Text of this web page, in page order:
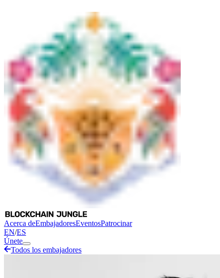
Acerca deEmbajadoresEventosPatrocinar
EN/ES
Únete
Todos los embajadores